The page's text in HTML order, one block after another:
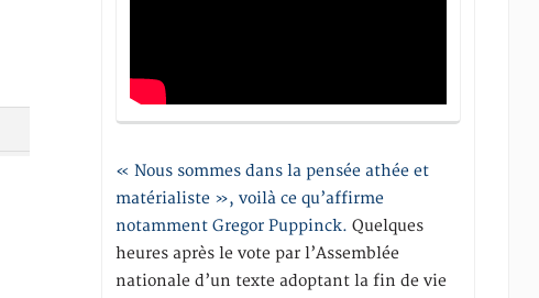
« Nous sommes dans la pensée athée et
matérialiste », voilà ce qu’affirme
notamment Gregor Puppinck. Quelques
heures après le vote par l’Assemblée
nationale d’un texte adoptant la fin de vie